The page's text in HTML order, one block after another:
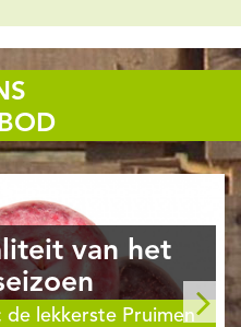
van het
Pruimen